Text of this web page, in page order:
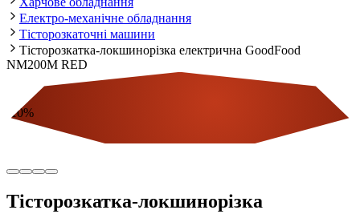
Електро-механічне обладнання
Тісторозкаточні машини
Тісторозкатка-локшинорізка електрична GoodFood
NM200M RED
10%
Тісторозкатка-локшинорізка